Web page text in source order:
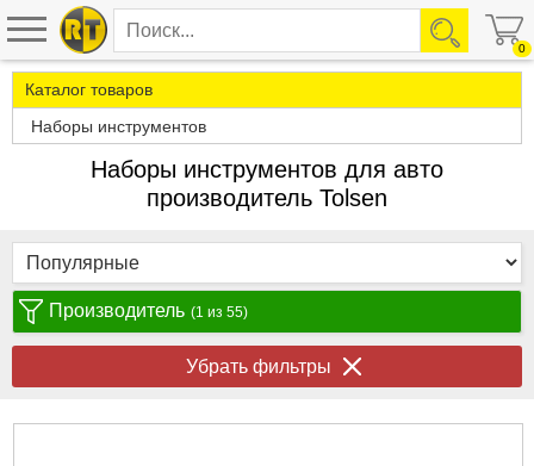
0
Каталог товаров
Наборы инструментов
Наборы инструментов для авто
производитель Tolsen
Производитель (1 из 55)
Убрать фильтры